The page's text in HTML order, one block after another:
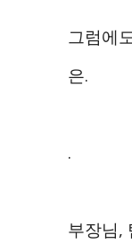
그럼에
은.
.
부장님,